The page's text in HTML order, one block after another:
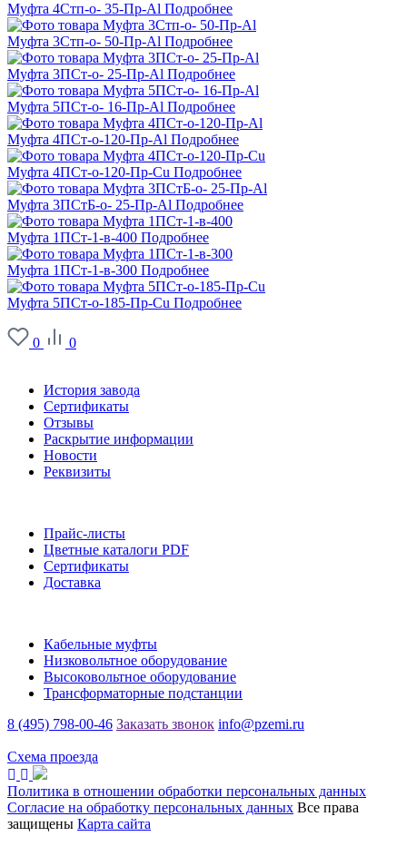
Муфта 4Стп-о- 35-Пр-Al Подробнее
Муфта 3Стп-о- 50-Пр-Al Подробнее
Муфта 3ПСт-о- 25-Пр-Al Подробнее
Муфта 5ПСт-о- 16-Пр-Al Подробнее
Муфта 4ПСт-о-120-Пр-Al Подробнее
Муфта 4ПСт-о-120-Пр-Cu Подробнее
Муфта 3ПСтБ-о- 25-Пр-Al Подробнее
Муфта 1ПСт-1-в-400 Подробнее
Муфта 1ПСт-1-в-300 Подробнее
Муфта 5ПСт-о-185-Пр-Cu Подробнее
0
0
История завода
Сертификаты
Отзывы
Раскрытие информации
Новости
Реквизиты
Прайс-листы
Цветные каталоги PDF
Сертификаты
Доставка
Кабельные муфты
Низковольтное оборудование
Высоковольтное оборудование
Трансформаторные подстанции
8 (495) 798-00-46 Заказать звонок info@pzemi.ru
Схема проезда
Политика в отношении обработки персональных данных
Согласие на обработку персональных данных Все права
защищены Карта сайта